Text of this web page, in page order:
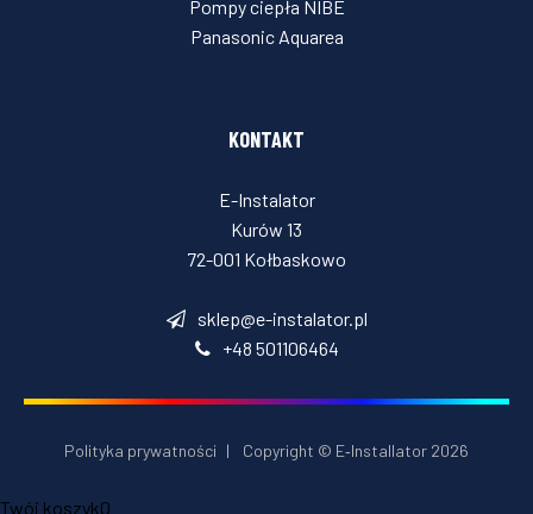
Pompy ciepła NIBE
Panasonic Aquarea
KONTAKT
E-Instalator
Kurów 13
72-001 Kołbaskowo
sklep@e-instalator.pl
+48 501106464
Polityka prywatności | Copyright © E‑Installator 2026
Twój koszyk0